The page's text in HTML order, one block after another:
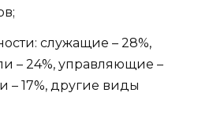
служащие – 28%,
– 24%, управляющие –
– 17%, другие виды